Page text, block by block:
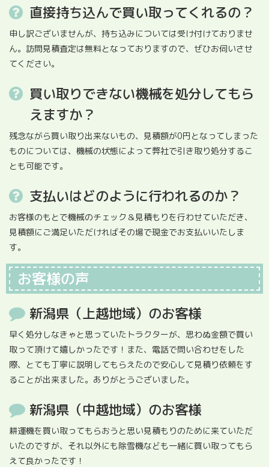
直接持ち込んで買い取ってくれるの？
申し訳ございませんが、持ち込みについては受け付けておりませ
ん。訪問見積査定は無料となっておりますので、ぜひお伺いさせ
てください。
買い取りできない機械を処分してもら
えますか？
残念ながら買い取り出来ないもの、見積額が0円となってしまった
ものについては、機械の状態によって弊社で引き取り処分するこ
とも可能です。
支払いはどのように行われるのか？
お客様のもとで機械のチェック＆見積もりを行わせていただき、
見積額にご満足いただければその場で現金でお支払いいたしま
す。
お客様の声
新潟県（上越地域）のお客様
早く処分しなきゃと思っていたトラクターが、思わぬ金額で買い
取って頂けて嬉しかったです！また、電話で問い合わせをした
際、とても丁寧に説明してもらえたので安心して見積り依頼をす
ることが出来ました。ありがとうございました。
新潟県（中越地域）のお客様
耕運機を買い取ってもらおうと思い見積もりのために来ていただ
いたのですが、それ以外にも除雪機なども一緒に買い取ってもら
えて良かったです！